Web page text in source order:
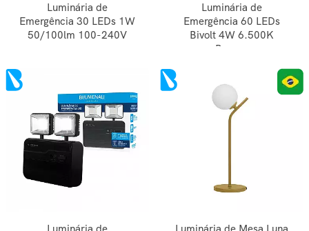
Luminária de
Emergência 30 LEDs 1W
50/100lm 100-240V
Luminária de
Emergência 60 LEDs
Bivolt 4W 6.500K
Branco